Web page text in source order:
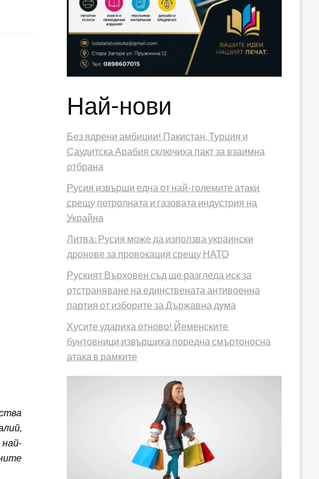
Най-нови
Без ядрени амбиции! Пакистан, Турция и
Саудитска Арабия сключиха пакт за взаимна
отбрана
Русия извърши една от най-големите атаки
срещу петролната и газовата индустрия на
Украйна
Литва: Русия може да използва украински
дронове за провокация срещу НАТО
Руският Върховен съд ще разгледа иск за
отстраняване на единствената антивоенна
партия от изборите за Държавна дума
Хусите удариха отново! Йеменските
бунтовници извършиха поредна смъртоносна
атака в рамките